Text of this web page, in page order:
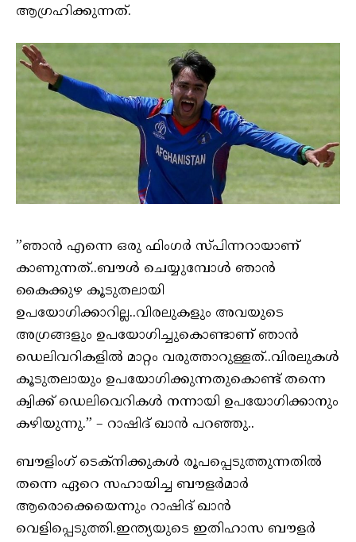
ആഗ്രഹിക്കുന്നത്.
”ഞാൻ എന്നെ ഒരു ഫിംഗർ സ്പിന്നറായാണ്
കാണുന്നത്..ബൗൾ ചെയ്യുമ്പോൾ ഞാൻ
കൈക്കുഴ കൂടുതലായി
ഉപയോഗിക്കാറില്ല..വിരലുകളും അവയുടെ
അഗ്രങ്ങളും ഉപയോഗിച്ചുകൊണ്ടാണ് ഞാൻ
ഡെലിവറികളിൽ മാറ്റം വരുത്താറുള്ളത്..വിരലുകൾ
കൂടുതലായും ഉപയോഗിക്കുന്നതുകൊണ്ട് തന്നെ
ക്വിക്ക് ഡെലിവെറികൾ നന്നായി ഉപയോഗിക്കാനും
കഴിയുന്നു.” – റാഷിദ് ഖാൻ പറഞ്ഞു..
ബൗളിംഗ് ടെക്‌നിക്കുകൾ രൂപപ്പെടുത്തുന്നതിൽ
തന്നെ ഏറെ സഹായിച്ച ബൗളർമാർ
ആരൊക്കെയെന്നും റാഷിദ് ഖാൻ
വെളിപ്പെടുത്തി.ഇന്ത്യയുടെ ഇതിഹാസ ബൗളർ